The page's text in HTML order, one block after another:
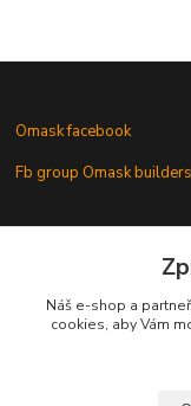
Omask facebook
Fb group Omask builders
Omask
Náš e-shop a
cookies, aby Vám